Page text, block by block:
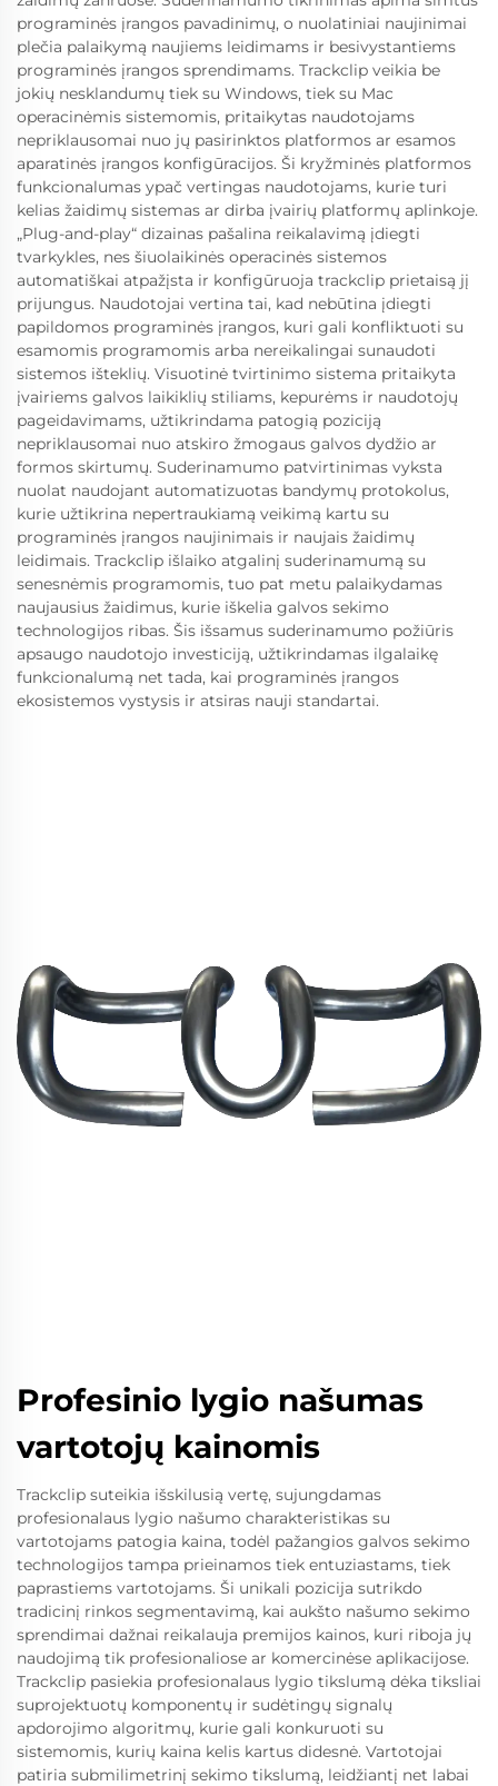
programinės įrangos pavadinimų, o nuolatiniai naujinimai
plečia palaikymą naujiems leidimams ir besivystantiems
programinės įrangos sprendimams. Trackclip veikia be
jokių nesklandumų tiek su Windows, tiek su Mac
operacinėmis sistemomis, pritaikytas naudotojams
nepriklausomai nuo jų pasirinktos platformos ar esamos
aparatinės įrangos konfigūracijos. Ši kryžminės platformos
funkcionalumas ypač vertingas naudotojams, kurie turi
kelias žaidimų sistemas ar dirba įvairių platformų aplinkoje.
„Plug-and-play“ dizainas pašalina reikalavimą įdiegti
tvarkykles, nes šiuolaikinės operacinės sistemos
automatiškai atpažįsta ir konfigūruoja trackclip prietaisą jį
prijungus. Naudotojai vertina tai, kad nebūtina įdiegti
papildomos programinės įrangos, kuri gali konfliktuoti su
esamomis programomis arba nereikalingai sunaudoti
sistemos išteklių. Visuotinė tvirtinimo sistema pritaikyta
įvairiems galvos laikiklių stiliams, kepurėms ir naudotojų
pageidavimams, užtikrindama patogią poziciją
nepriklausomai nuo atskiro žmogaus galvos dydžio ar
formos skirtumų. Suderinamumo patvirtinimas vyksta
nuolat naudojant automatizuotas bandymų protokolus,
kurie užtikrina nepertraukiamą veikimą kartu su
programinės įrangos naujinimais ir naujais žaidimų
leidimais. Trackclip išlaiko atgalinį suderinamumą su
senesnėmis programomis, tuo pat metu palaikydamas
naujausius žaidimus, kurie iškelia galvos sekimo
technologijos ribas. Šis išsamus suderinamumo požiūris
apsaugo naudotojo investiciją, užtikrindamas ilgalaikę
funkcionalumą net tada, kai programinės įrangos
ekosistemos vystysis ir atsiras nauji standartai.
Profesinio lygio našumas
vartotojų kainomis
Trackclip suteikia išskilusią vertę, sujungdamas
profesionalaus lygio našumo charakteristikas su
vartotojams patogia kaina, todėl pažangios galvos sekimo
technologijos tampa prieinamos tiek entuziastams, tiek
paprastiems vartotojams. Ši unikali pozicija sutrikdo
tradicinį rinkos segmentavimą, kai aukšto našumo sekimo
sprendimai dažnai reikalauja premijos kainos, kuri riboja jų
naudojimą tik profesionaliose ar komercinėse aplikacijose.
Trackclip pasiekia profesionalaus lygio tikslumą dėka tiksliai
suprojektuotų komponentų ir sudėtingų signalų
apdorojimo algoritmų, kurie gali konkuruoti su
sistemomis, kurių kaina kelis kartus didesnė. Vartotojai
patiria submilimetrinį sekimo tikslumą, leidžiantį net labai